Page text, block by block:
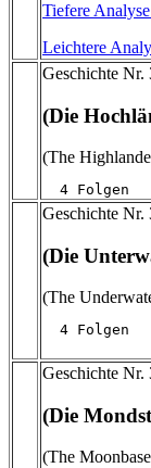
Tiefere
Leichtere
Geschichte Nr.
(Die
(The
  4 Folgen
Geschichte Nr.
(Die
(The
  4 Folgen
Geschichte Nr.
(Die
(The